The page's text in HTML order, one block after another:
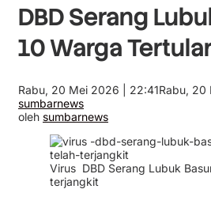
DBD Serang
10 Warga
Rabu, 20 Mei 2026 | 22:41Rabu,
sumbarnews
oleh sumbarnews
Virus DBD Serang Lubuk
terjangkit